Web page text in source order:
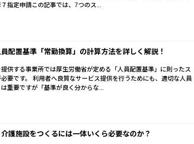
指定申請この記事では、7つのス...
配置基準「常勤換算」の計算方法を詳しく解説！
供する事業所では厚生労働省が定める「人員配置基準」に則ったス
要です。 利用者へ良質なサービス提供を行うためにも、適切な人員
重要ですが「基準が良く分からな...
介護施設をつくるには一体いくら必要なのか？